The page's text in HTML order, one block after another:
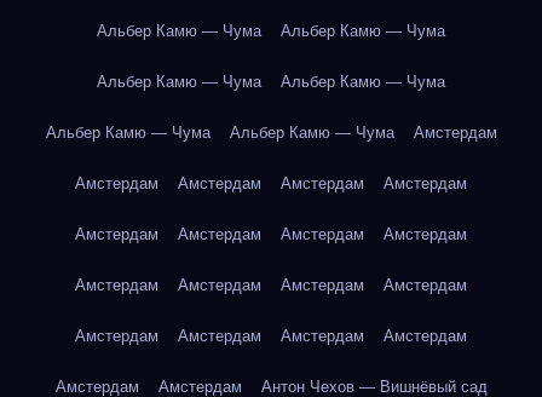
Альбер Камю — Чума Альбер Камю — Чума
Альбер Камю — Чума Альбер Камю — Чума
Альбер Камю — Чума Альбер Камю — Чума Амстердам
Амстердам Амстердам Амстердам Амстердам
Амстердам Амстердам Амстердам Амстердам
Амстердам Амстердам Амстердам Амстердам
Амстердам Амстердам Амстердам Амстердам
Амстердам Амстердам Антон Чехов — Вишнёвый сад